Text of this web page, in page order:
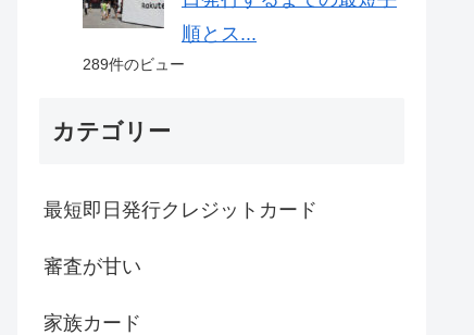
順とス...
289件のビュー
カテゴリー
最短即日発行クレジットカード
審査が甘い
家族カード